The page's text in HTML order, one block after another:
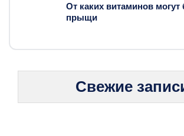
От каких витаминов могут
прыщи
Свежие